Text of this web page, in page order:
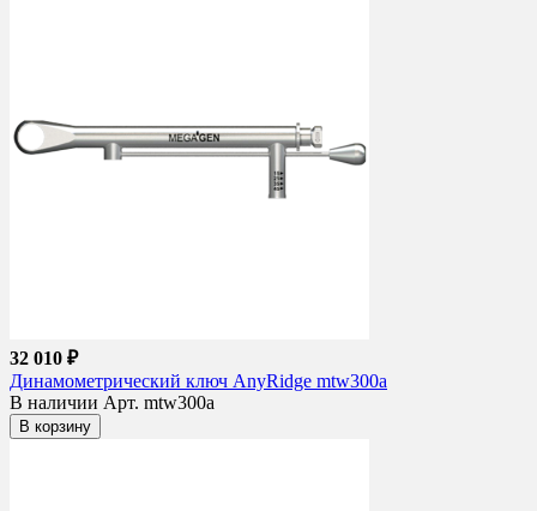
32 010 ₽
Динамометрический ключ AnyRidge mtw300a
В наличии Арт. mtw300a
В корзину